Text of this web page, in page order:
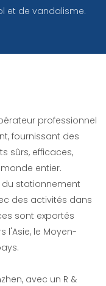
et de vandalisme.
professionnel
fournissant des
sûrs, efficaces,
entier.
du stationnement
des activités dans
sont exportés
l'Asie, le Moyen-
avec un R &